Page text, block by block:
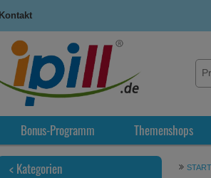
Kontakt
Bonus-Programm Themenshops
< Kategorien